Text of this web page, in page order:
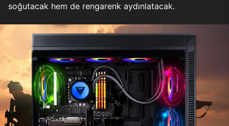
soğutacak hem de rengarenk aydınlatacak.